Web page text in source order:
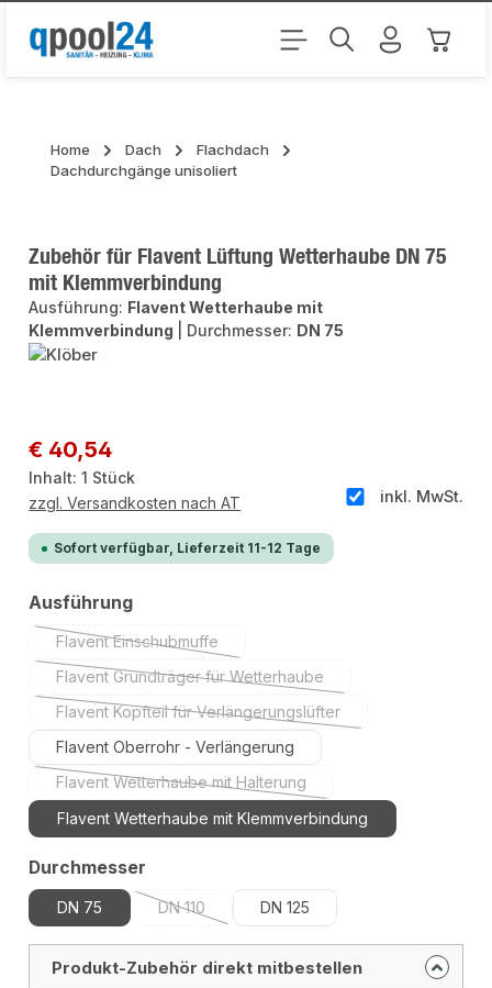
Zum Hauptinhalt springen
Home Dach
Flachdach
Dachdurchgänge unisoliert
Zubehör für Flavent Lüftung Wetterhaube DN 75
mit Klemmverbindung
Ausführung: Flavent Wetterhaube mit
Klemmverbindung
Durchmesser: DN 75
Regulärer Preis:
€ 40,54
Inhalt:1 Stück
inkl. MwSt.
zzgl. Versandkosten nach AT
Sofort verfügbar, Lieferzeit 11-12 Tage
Ausführungauswählen
Flavent Einschubmuffe
(Diese Option ist zurzeit nicht verfügbar.)
Flavent Grundträger für Wetterhaube
(Diese Option ist zurzeit nicht verfügbar.)
Flavent Kopfteil für Verlängerungslüfter
(Diese Option ist zurzeit nicht verfügbar.)
Flavent Oberrohr - Verlängerung
Flavent Wetterhaube mit Halterung
(Diese Option ist zurzeit nicht verfügbar.)
Flavent Wetterhaube mit Klemmverbindung
Durchmesser
DN 75 DN 110
(Diese Option ist zurzeit nicht verfügbar.)
DN 125
Produkt-Zubehör direkt mitbestellen